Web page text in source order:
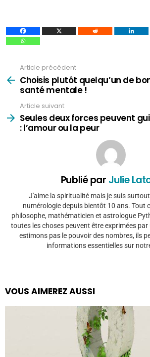
plus
Article précédent
Choisis plutôt quelqu’un de
santé mentale !
Article suivant
Seules deux forces peuvent
: l’amour ou la peur
Publié par Julie
J'aime la spiritualité mais je suis
numérologie depuis bientôt 10 ans. Tout
philosophe, mathématicien et astrologue
toutes les choses peuvent être exprimées
estimons pas le pouvoir des nombres, ils
informations essentielles sur
VOUS AIMEREZ AUSSI